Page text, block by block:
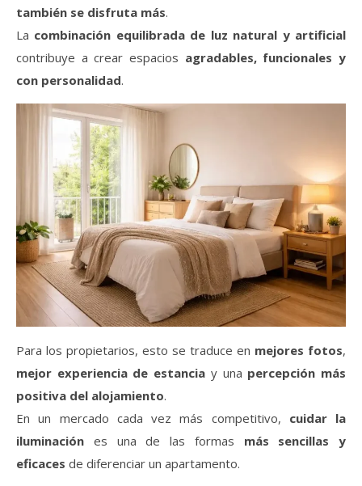
también se disfruta más.
La combinación equilibrada de luz natural y artificial
contribuye a crear espacios agradables, funcionales y
con personalidad.
Para los propietarios, esto se traduce en mejores fotos,
mejor experiencia de estancia y una percepción más
positiva del alojamiento.
En un mercado cada vez más competitivo, cuidar la
iluminación es una de las formas más sencillas y
eficaces de diferenciar un apartamento.